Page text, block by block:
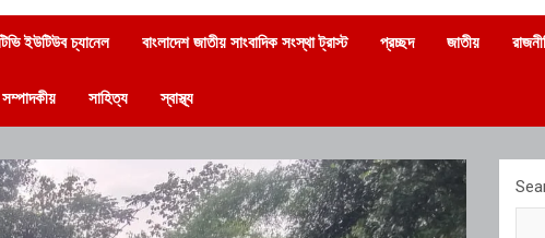
ইউটিউব চ্যানেল বাংলাদেশ জাতীয় সাংবাদিক সংস্থা ট্রাস্ট প্রচ্ছদ জাতীয়
সম্পাদকীয় সাহিত্য স্বাস্থ্য